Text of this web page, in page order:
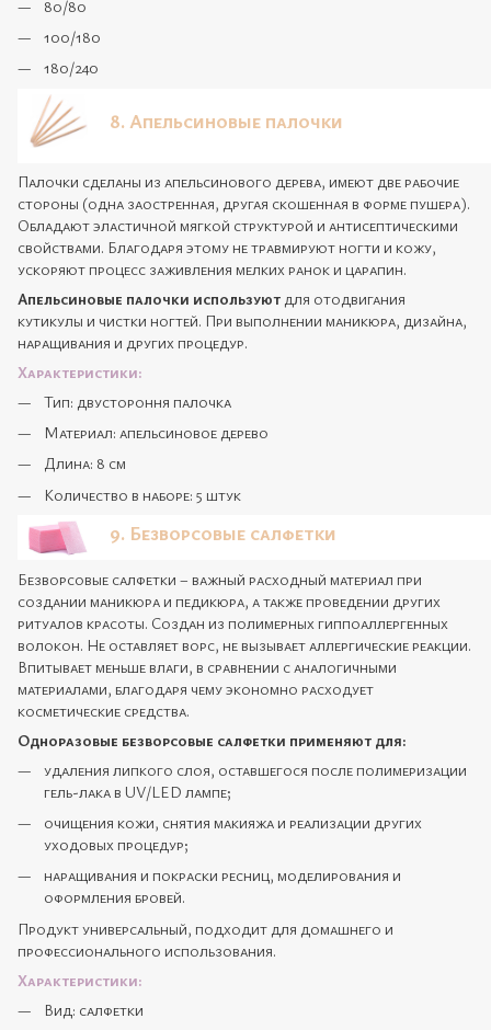
80/80
100/180
180/240
8. Апельсиновые палочки
Палочки сделаны из апельсинового дерева, имеют две рабочие
стороны (одна заостренная, другая скошенная в форме пушера).
Обладают эластичной мягкой структурой и антисептическими
свойствами. Благодаря этому не травмируют ногти и кожу,
ускоряют процесс заживления мелких ранок и царапин.
Апельсиновые палочки используют для отодвигания
кутикулы и чистки ногтей. При выполнении маникюра, дизайна,
наращивания и других процедур.
Характеристики:
Тип: двустороння палочка
Материал: апельсиновое дерево
Длина: 8 см
Количество в наборе: 5 штук
9. Безворсовые салфетки
Безворсовые салфетки – важный расходный материал при
создании маникюра и педикюра, а также проведении других
ритуалов красоты. Создан из полимерных гиппоаллергенных
волокон. Не оставляет ворс, не вызывает аллергические реакции.
Впитывает меньше влаги, в сравнении с аналогичными
материалами, благодаря чему экономно расходует
косметические средства.
Одноразовые безворсовые салфетки применяют для:
удаления липкого слоя, оставшегося после полимеризации
гель-лака в UV/LED лампе;
очищения кожи, снятия макияжа и реализации других
уходовых процедур;
наращивания и покраски ресниц, моделирования и
оформления бровей.
Продукт универсальный, подходит для домашнего и
профессионального использования.
Характеристики:
Вид: салфетки